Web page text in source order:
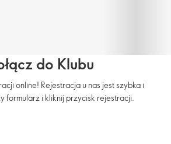
do Klubu
online! Rejestracja u nas jest szybka i
formularz i kliknij przycisk rejestracji.